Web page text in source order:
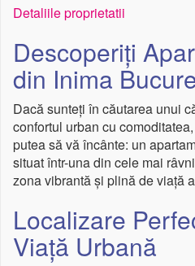
Detaliile proprietatii
Descoperiți
din Inima
Dacă sunteți în căutarea unui
confortul urban cu
putea să vă încânte: un
situat într-una din cele mai
zona vibrantă și plină de viață
Localizare
Viață Urbană